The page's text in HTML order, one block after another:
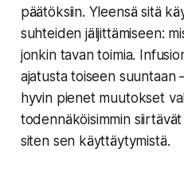
päätöksiin. Yleensä sitä
suhteiden jäljittämiseen:
jonkin tavan toimia.
ajatusta toiseen suuntaan
hyvin pienet muutokset
todennäköisimmin
siten sen käyttäytymistä.